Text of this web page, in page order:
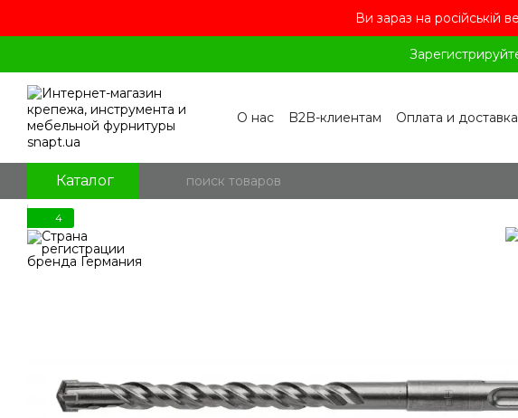
Ви зараз на російській
О нас B2B-клиентам Оплата и доставка
Каталог
4